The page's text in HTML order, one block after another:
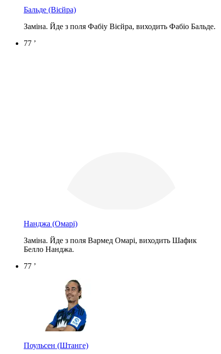
Бальде (Вієйра)
Заміна. Йде з поля Фабіу Вієйра, виходить Фабіо Бальде.
77 ’
Нанджа (Омарі)
Заміна. Йде з поля Вармед Омарі, виходить Шафик
Белло Нанджа.
77 ’
Поульсен (Штанге)